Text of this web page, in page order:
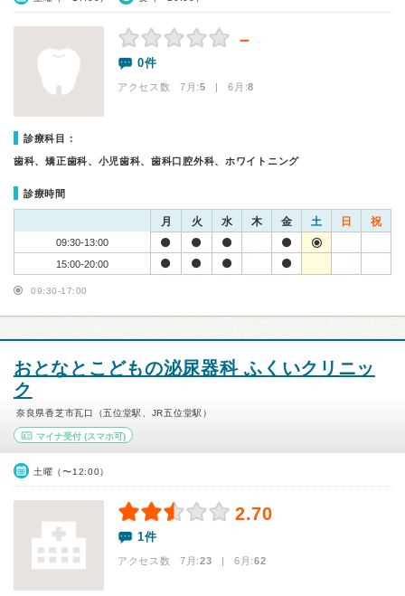
－
0件
アクセス数 7月:5 | 6月:8
診療科目：
歯科、矯正歯科、小児歯科、歯科口腔外科、ホワイトニング
診療時間
月 火 水 木 金 土 日 祝
09:30-13:00
15:00-20:00
09:30-17:00
おとなとこどもの泌尿器科 ふくいクリニッ
ク
奈良県香芝市瓦口（五位堂駅、JR五位堂駅）
マイナ受付 (スマホ可)
土曜（〜12:00）
2.70
1件
アクセス数 7月:23 | 6月:62